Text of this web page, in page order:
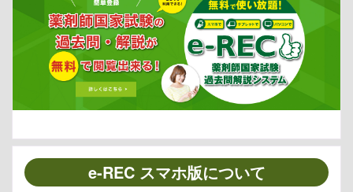
e-REC スマホ版について